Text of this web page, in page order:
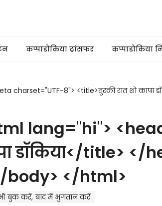
कप्पाडोकिया ट्रांसफर कप्पाडोकिया
charset="UTF-8"> <title>तुरकी रात शो कापा
lang="hi">
डॉकिया</title> </
body> </html>
बुक करें, बाद में भुगतान करें